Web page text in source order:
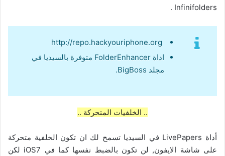
Infinifolders .
اداة FolderEnhancer متوفرة بالسيديا في
مجلد BigBoss.
.. الخلفيات المتحركة ..
أداة LivePapers في السيديا تسمح لك ان تكون الخلفية متحركة
على شاشة الايفون, لن تكون بالضبط نفسها كما في iOS7 لكن